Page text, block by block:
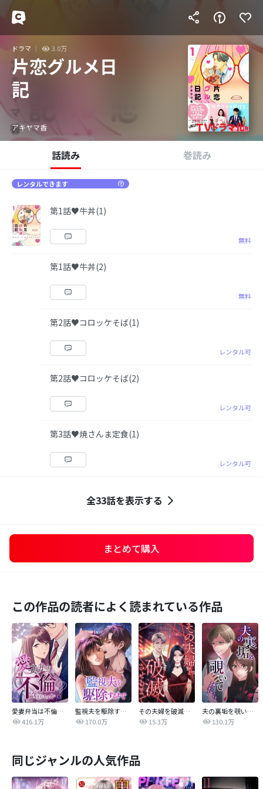
ドラマ 3.0万
片恋グルメ日
記
アキヤマ香
話読み 巻読み
レンタルできます
第1話♥牛丼(1)
無料
第1話♥牛丼(2)
無料
第2話♥コロッケそば(1)
レンタル可
第2話♥コロッケそば(2)
レンタル可
第3話♥焼さんま定食(1)
レンタル可
全33話を表示する
まとめて購入
この作品の読者によく読まれている作品
愛妻弁当は不倫に含まれますか？
416.1万
監視夫を駆除するまで
170.0万
その夫婦を破滅させるまで
15.3万
夫の裏垢を覗いてみたら
130.1万
同じジャンルの人気作品